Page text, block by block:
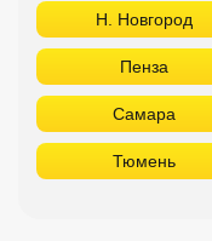
Н. Новгород
Пенза
Самара
Тюмень